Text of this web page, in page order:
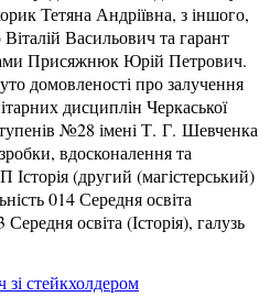
Тетяна Андріївна, з іншого,
Васильович та гарант
Присяжнюк Юрій Петрович.
домовленості про залучення
дисциплін Черкаської
№28 імені Т. Г. Шевченка
вдосконалення та
(другий (магістерський)
014 Середня освіта
Середня освіта (Історія), галузь
зі стейкхолдером